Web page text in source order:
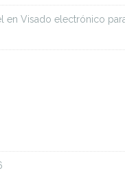
en Visado electrónico